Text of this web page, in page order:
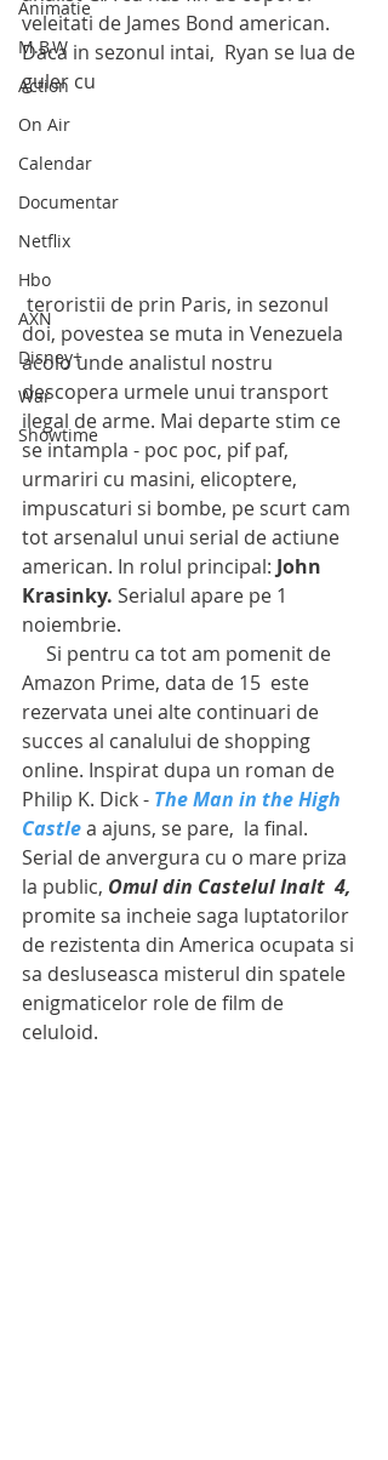
Animatie
M.B.W
Action
On Air
Calendar
Documentar
Netflix
Hbo
AXN
Disney+
War
Showtime
veleitati de James Bond american.
Daca in sezonul intai,  Ryan se lua de
guler cu
doi, povestea se muta in Venezuela
acolo unde analistul nostru
descopera urmele unui transport
ilegal de arme. Mai departe stim ce
se intampla - poc poc, pif paf,
urmariri cu masini, elicoptere,
impuscaturi si bombe, pe scurt cam
tot arsenalul unui serial de actiune
american. In rolul principal: John
Krasinky. Serialul apare pe 1
noiembrie.
Amazon Prime, data de 15  este
rezervata unei alte continuari de
succes al canalului de shopping
online. Inspirat dupa un roman de
Philip K. Dick - The Man in the High
Castlea ajuns, se pare,  la final.
Serial de anvergura cu o mare priza
la public, Omul din Castelul Inalt  4,
promite sa incheie saga luptatorilor
de rezistenta din America ocupata si
sa desluseasca misterul din spatele
enigmaticelor role de film de
celuloid.